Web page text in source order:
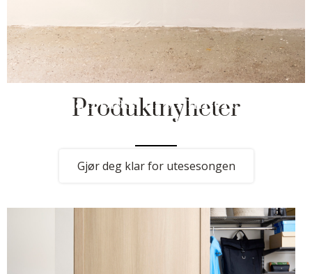
Skap plass til sommerens
prosjekter og familieliv
Gjør deg klar for utesesongen
Produktnyheter